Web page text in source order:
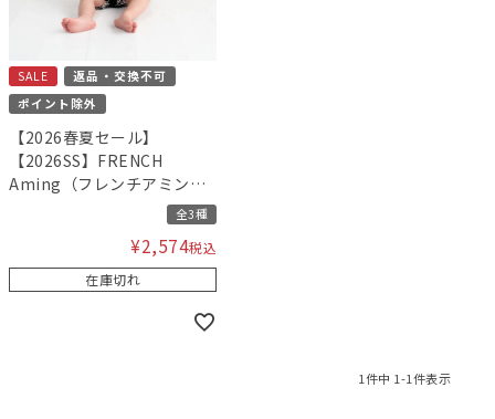
SALE
返品・交換不可
ポイント除外
【2026春夏セール】
【2026SS】FRENCH
Aming（フレンチアミン
グ）コード刺繍フリルトッ
全3種
¥2,574税込
在庫切れ
1件中 1-1件表示